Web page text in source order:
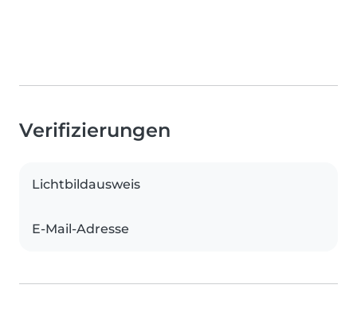
Verifizierungen
Lichtbildausweis
E-Mail-Adresse